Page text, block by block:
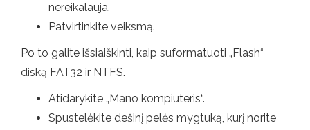
nereikalauja.
Patvirtinkite veiksmą.
Po to galite išsiaiškinti, kaip suformatuoti „Flash“
diską FAT32 ir NTFS.
Atidarykite „Mano kompiuteris“.
Spustelėkite dešinį pelės mygtuką, kurį norite